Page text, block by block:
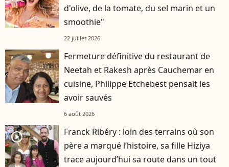
d'olive, de la tomate, du sel marin et un
smoothie"
22 juillet 2026
Fermeture définitive du restaurant de
Neetah et Rakesh après Cauchemar en
cuisine, Philippe Etchebest pensait les
avoir sauvés
6 août 2026
player2
Franck Ribéry : loin des terrains où son
père a marqué l’histoire, sa fille Hiziya
trace aujourd’hui sa route dans un tout